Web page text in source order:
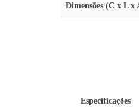
Dimensões (C x L x
Especificações